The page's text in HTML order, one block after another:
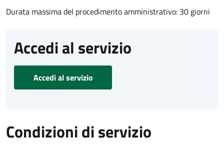
Durata massima del procedimento amministrativo: 30 giorni
Accedi al servizio
Accedi al servizio
Condizioni di servizio